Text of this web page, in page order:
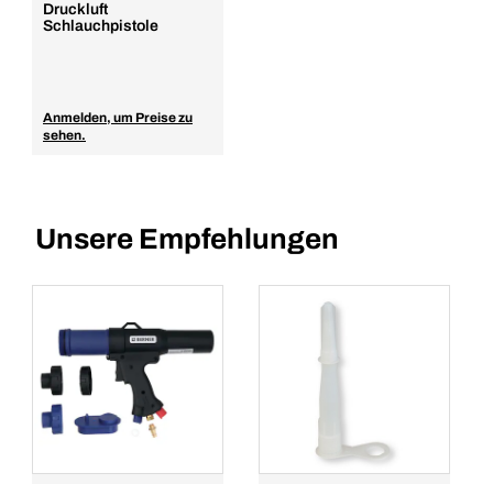
Druckluft
Schlauchpistole
Anmelden, um Preise zu
sehen.
Unsere Empfehlungen